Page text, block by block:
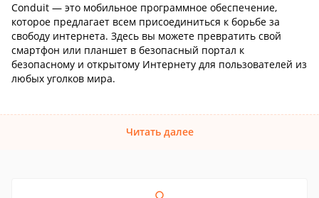
Conduit — это мобильное программное обеспечение,
которое предлагает всем присоединиться к борьбе за
свободу интернета. Здесь вы можете превратить свой
смартфон или планшет в безопасный портал к
безопасному и открытому Интернету для пользователей из
любых уголков мира.
Читать далее